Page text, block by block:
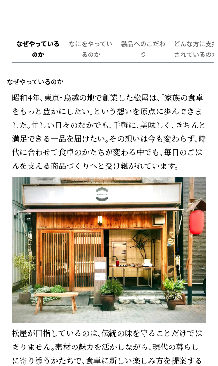
なぜやっている
のか
なにをやってい
るのか
製品へのこだわ
り
どんな方に支持
されているのか
なぜやっているのか
昭和4年、東京・鳥越の地で創業した松屋は、「家族の食卓
をもっと豊かにしたい」という想いを原点に歩んできま
した。忙しい日々のなかでも、手軽に、美味しく、きちんと
満足できる一品を届けたい。その想いは今も変わらず、時
代に合わせて食卓のかたちが変わる中でも、毎日のごは
んを支える商品づくりへと受け継がれています。
松屋が目指しているのは、伝統の味を守ることだけでは
ありません。素材の魅力を活かしながら、現代の暮らし
に寄り添うかたちで、食卓に新しい楽しみ方を提案する